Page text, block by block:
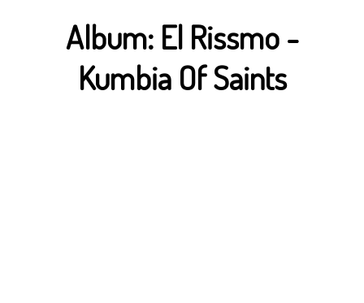
Album: El Rissmo-
Kumbia Of Saints